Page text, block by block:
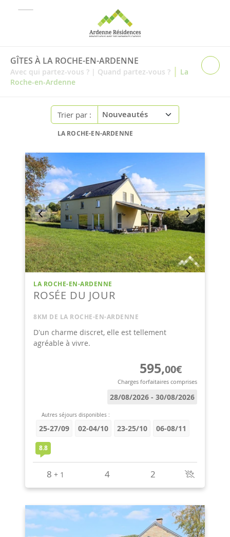
GÎTES À LA ROCHE-EN-ARDENNE
Avec qui partez-vous ? | Quand partez-vous ? | La
Roche-en-Ardenne
Trier par :
LA ROCHE-EN-ARDENNE